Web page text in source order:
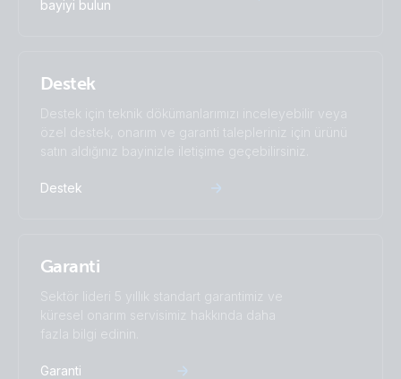
Autotransformer 120-240VAC 32A (right)
bayiyi bulun
Destek
Destek için teknik dökümanlarımızı inceleyebilir veya
özel destek, onarım ve garanti talepleriniz için ürünü
satın aldığınız bayinizle iletişime geçebilirsiniz.
Destek
Garanti
Sektör lideri 5 yıllık standart garantimiz ve
küresel onarım servisimiz hakkında daha
fazla bilgi edinin.
Garanti